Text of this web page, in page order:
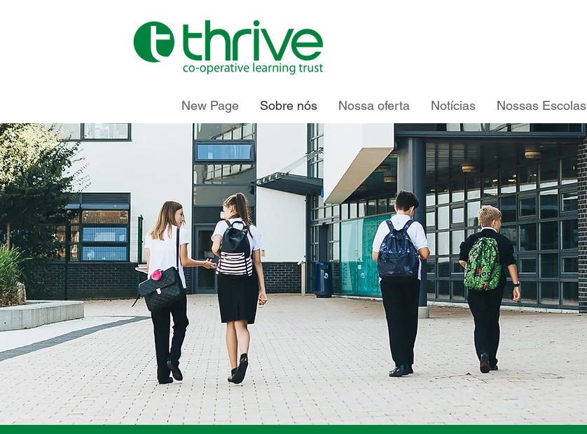
New Page Sobre nós Nossa oferta Notícias Nossas Escolas